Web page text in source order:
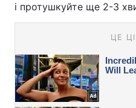
і протушкуйте ще 2-3